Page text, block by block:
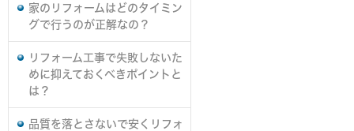
家のリフォームはどのタイミン
グで行うのが正解なの？
リフォーム工事で失敗しないた
めに抑えておくべきポイントと
は？
品質を落とさないで安くリフォ